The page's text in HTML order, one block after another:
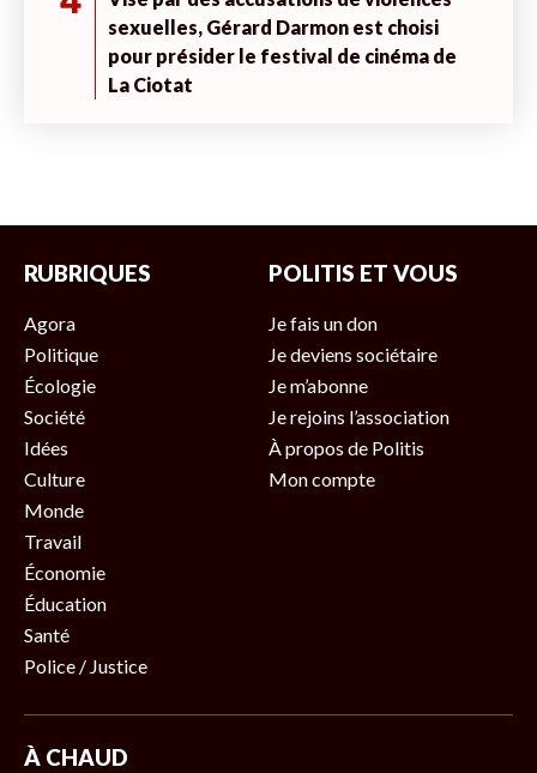
sexuelles, Gérard Darmon est choisi
pour présider le festival de cinéma de
La Ciotat
RUBRIQUES
Agora
Politique
Écologie
Société
Idées
Culture
Monde
Travail
Économie
Éducation
Santé
Police / Justice
POLITIS ET VOUS
Je fais un don
Je deviens sociétaire
Je m’abonne
Je rejoins l’association
À propos de Politis
Mon compte
À CHAUD